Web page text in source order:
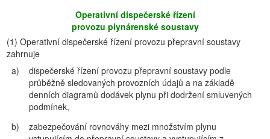
Operativní dispečerské řízení
provozu plynárenské soustavy
(1) Operativní dispečerské řízení provozu přepravní soustavy
zahrnuje
a)
dispečerské řízení provozu přepravní soustavy podle
průběžně sledovaných provozních údajů a na základě
denních diagramů dodávek plynu při dodržení smluvených
podmínek,
b)
zabezpečování rovnováhy mezi množstvím plynu